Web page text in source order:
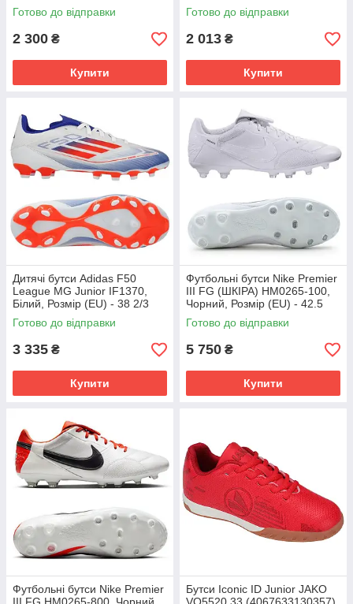
Готово до відправки
2 300 ₴
Купити
Готово до відправки
2 013 ₴
Купити
Дитячі бутси Adidas F50
League MG Junior IF1370,
Білий, Розмір (EU) - 38 2/3
Готово до відправки
3 335 ₴
Купити
Футбольні бутси Nike Premier
III FG (ШКІРА) HM0265-100,
Чорний, Розмір (EU) - 42.5
Готово до відправки
5 750 ₴
Купити
Футбольні бутси Nike Premier
Бутси Iconic ID Junior JAKO